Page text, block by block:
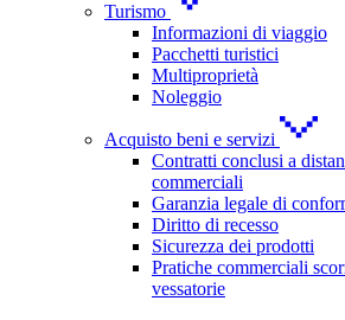
Turismo
Informazioni di viaggio
Pacchetti turistici
Multiproprietà
Noleggio
Acquisto beni e servizi
Contratti conclusi a
commerciali
Garanzia legale di
Diritto di recesso
Sicurezza dei prodotti
Pratiche commerciali
vessatorie